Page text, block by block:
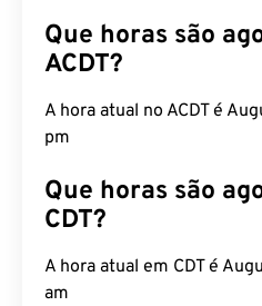
Que horas são
ACDT?
A hora atual no ACDT é
pm
Que horas são
CDT?
A hora atual em CDT é
am